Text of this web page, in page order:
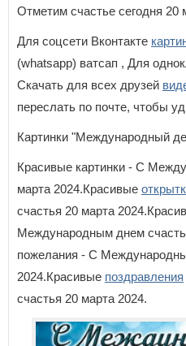
Отметим счастье сегодня
Для соцсети Вконтакте
(whatsapp) ватсап , Для
Скачать для всех друзей
переслать по почте, чтобы
Картинки "Международный
Красивые картинки - С
марта 2024.Красивые
счастья 20 марта
Международным днем
пожелания - С
2024.Красивые поздравления
счастья 20 марта 2024.